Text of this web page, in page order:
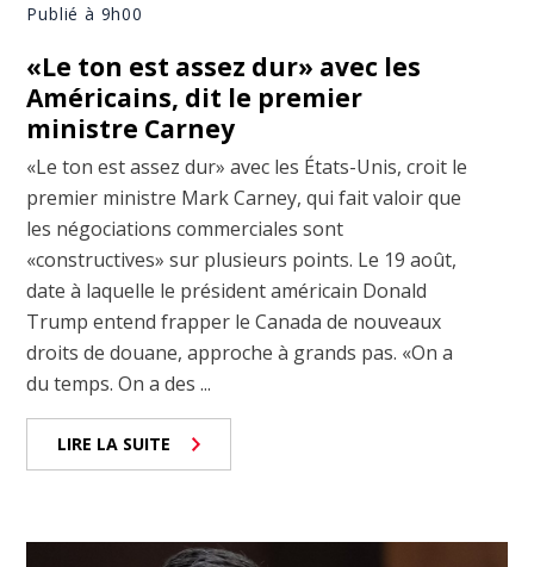
Publié à 9h00
«Le ton est assez dur» avec les
Américains, dit le premier
ministre Carney
«Le ton est assez dur» avec les États-Unis, croit le
premier ministre Mark Carney, qui fait valoir que
les négociations commerciales sont
«constructives» sur plusieurs points. Le 19 août,
date à laquelle le président américain Donald
Trump entend frapper le Canada de nouveaux
droits de douane, approche à grands pas. «On a
du temps. On a des ...
LIRE LA SUITE